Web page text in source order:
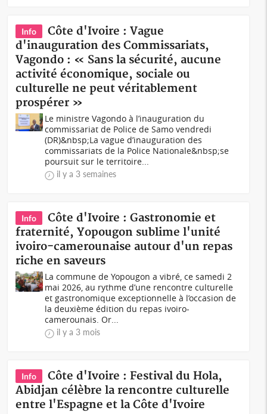
Info
Côte d'Ivoire : Vague
d'inauguration des Commissariats,
Vagondo : « Sans la sécurité, aucune
activité économique, sociale ou
culturelle ne peut véritablement
prospérer »
Le ministre Vagondo à l’inauguration du
commissariat de Police de Samo vendredi
(DR)&nbsp;La vague d’inauguration des
commissariats de la Police Nationale&nbsp;se
poursuit sur le territoire...
il y a 3 semaines
Info
Côte d'Ivoire : Gastronomie et
fraternité, Yopougon sublime l'unité
ivoiro-camerounaise autour d'un repas
riche en saveurs
La commune de Yopougon a vibré, ce samedi 2
mai 2026, au rythme d’une rencontre culturelle
et gastronomique exceptionnelle à l’occasion de
la deuxième édition du repas ivoiro-
camerounais. Or...
il y a 3 mois
Info
Côte d'Ivoire : Festival du Hola,
Abidjan célèbre la rencontre culturelle
entre l'Espagne et la Côte d'Ivoire